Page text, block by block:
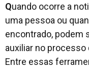
Quando ocorre a
uma pessoa ou
encontrado, podem
auxiliar no
Entre essas